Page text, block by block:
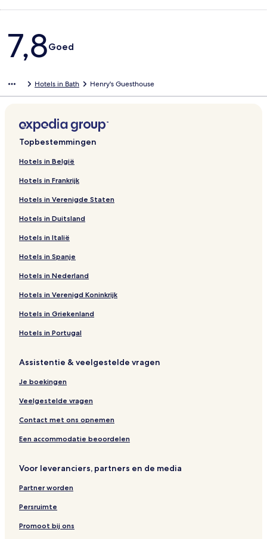
Beoordelingen
7,8Goed
Hotels in Bath Henry's Guesthouse
Topbestemmingen
Hotels in België
Hotels in Frankrijk
Hotels in Verenigde Staten
Hotels in Duitsland
Hotels in Italië
Hotels in Spanje
Hotels in Nederland
Hotels in Verenigd Koninkrijk
Hotels in Griekenland
Hotels in Portugal
Assistentie & veelgestelde vragen
Je boekingen
Veelgestelde vragen
Contact met ons opnemen
Een accommodatie beoordelen
Voor leveranciers, partners en de media
Partner worden
Persruimte
Promoot bij ons